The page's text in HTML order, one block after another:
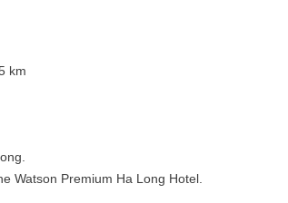
km
Watson Premium Ha Long Hotel.